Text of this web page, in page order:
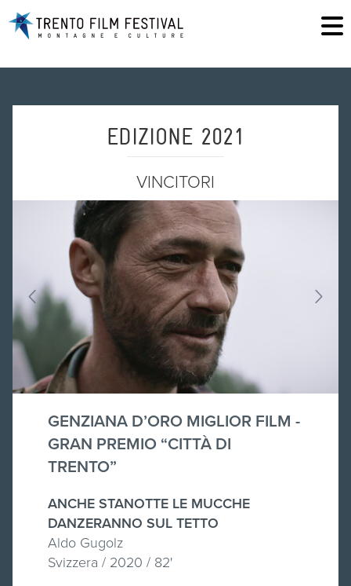
EDIZIONE 2021
VINCITORI
GENZIANA D’ORO MIGLIOR FILM -
GRAN PREMIO “CITTÀ DI
TRENTO”
ANCHE STANOTTE LE MUCCHE
DANZERANNO SUL TETTO
Aldo Gugolz
Svizzera / 2020 / 82'